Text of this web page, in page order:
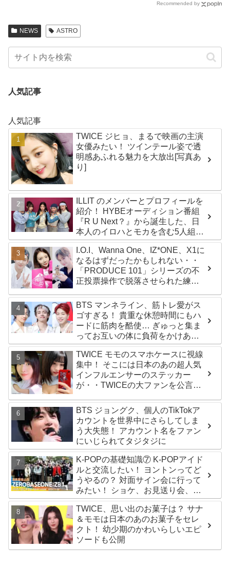
Recommended by
NEWS ASTRO
人気記事
人気記事
TWICE ジヒョ、まるで映画の主演
女優みたい！ ツインテール姿で透
明感あふれる魅力を大放出[写真あ
り]
ILLIT のメンバーとプロフィールを
紹介！ HYBEオーディション番組
『R U Next？』から誕生した、日
本人のイロハとモカを含む5人組ガ
ールズグループ！ デビュー曲
「Magnetic」がいきなりの大ヒッ
ト
I.O.I、Wanna One、IZ*ONE、X1に
なるはずだったかもしれない・・
「PRODUCE 101」シリーズの不
正投票操作で脱落させられた練習
BTS マンネライン、筋トレ愛がス
ゴすぎる！ 貴重な休憩時間にもハ
ードに筋肉を酷使… ぎゅっと集ま
ってお互いの体に負荷をかけあう
３人のトレーニング風景がかわい
すぎるとファンくぎづけ
TWICE モモのスマホケースに視線
集中！ そこには日本のあの超人気
インフルエンサーのステッカー
が・・TWICEの大ファンを公言す
「成功したファン」だと話題沸騰
BTS ジョングク、個人のTikTokア
カウントを世界中にさらしてしま
う大失態！ アカウント名をファン
にいじられてタジタジに
K-POPの基礎知識⑦ K-POPアイド
ルと交流したい！ ヨントンってど
うやるの？ 対面サイン会に行って
みたい！ ショケ、お見送り会、握
手会・・・リリースイベントあれ
これを紹介
TWICE、思い出のお菓子は？ サナ
＆モモは日本のあのお菓子をセレ
クト！ 幼少期のかわいらしいエピ
ソードも公開